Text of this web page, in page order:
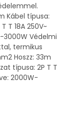
Kábel típusa:
T 18A 250V~
Védelmi
termikus
Hoszz: 33m
típusa: 2P T T
2000W-